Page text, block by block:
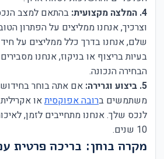
4. המלצה מקצועית:
בהתאם למצב
וצרכיך, אנחנו ממליצים על הפתרון
שלם, אנחנו בדרך כלל ממליצים על
בעיות בריצוף או בניקוז, אנחנו
הבחירה הנכונה.
5. ביצוע וגרירה:
אם אתה בוחר בחידוש
משתמשים ברובה אפוקסיתאו
10 שנים.
מקרה בוחן: בריכה פרטית